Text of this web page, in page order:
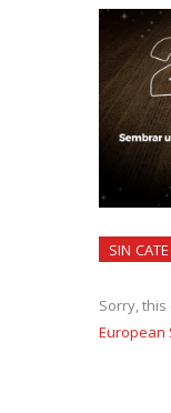
SIN
Sorry,
European